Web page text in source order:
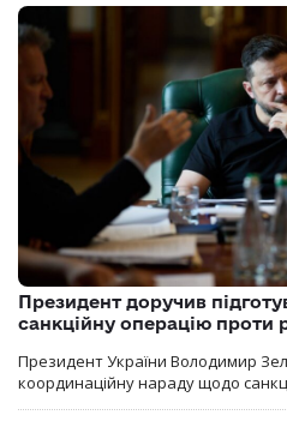
Президент доручив
санкційну операцію проти
Президент України Володимир
координаційну нараду щодо